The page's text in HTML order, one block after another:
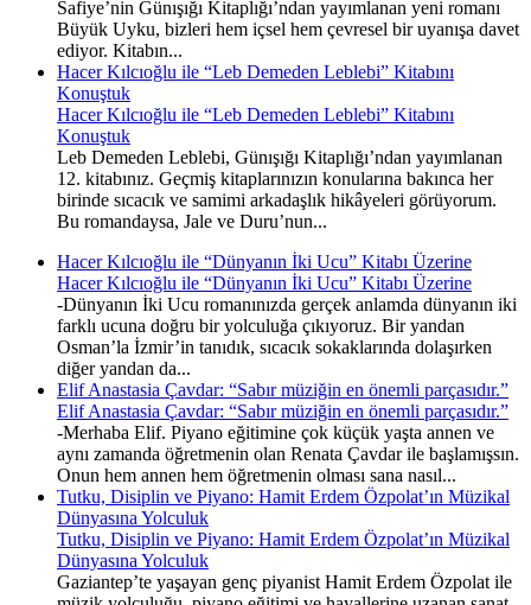
Safiye’nin Günışığı Kitaplığı’ndan yayımlanan yeni romanı
Büyük Uyku, bizleri hem içsel hem çevresel bir uyanışa davet
ediyor. Kitabın...
Hacer Kılcıoğlu ile “Leb Demeden Leblebi” Kitabını
Konuştuk
Hacer Kılcıoğlu ile “Leb Demeden Leblebi” Kitabını
Konuştuk
Leb Demeden Leblebi, Günışığı Kitaplığı’ndan yayımlanan
12. kitabınız. Geçmiş kitaplarınızın konularına bakınca her
birinde sıcacık ve samimi arkadaşlık hikâyeleri görüyorum.
Bu romandaysa, Jale ve Duru’nun...
Hacer Kılcıoğlu ile “Dünyanın İki Ucu” Kitabı Üzerine
Hacer Kılcıoğlu ile “Dünyanın İki Ucu” Kitabı Üzerine
-Dünyanın İki Ucu romanınızda gerçek anlamda dünyanın iki
farklı ucuna doğru bir yolculuğa çıkıyoruz. Bir yandan
Osman’la İzmir’in tanıdık, sıcacık sokaklarında dolaşırken
diğer yandan da...
Elif Anastasia Çavdar: “Sabır müziğin en önemli parçasıdır.”
Elif Anastasia Çavdar: “Sabır müziğin en önemli parçasıdır.”
-Merhaba Elif. Piyano eğitimine çok küçük yaşta annen ve
aynı zamanda öğretmenin olan Renata Çavdar ile başlamışsın.
Onun hem annen hem öğretmenin olması sana nasıl...
Tutku, Disiplin ve Piyano: Hamit Erdem Özpolat’ın Müzikal
Dünyasına Yolculuk
Tutku, Disiplin ve Piyano: Hamit Erdem Özpolat’ın Müzikal
Dünyasına Yolculuk
Gaziantep’te yaşayan genç piyanist Hamit Erdem Özpolat ile